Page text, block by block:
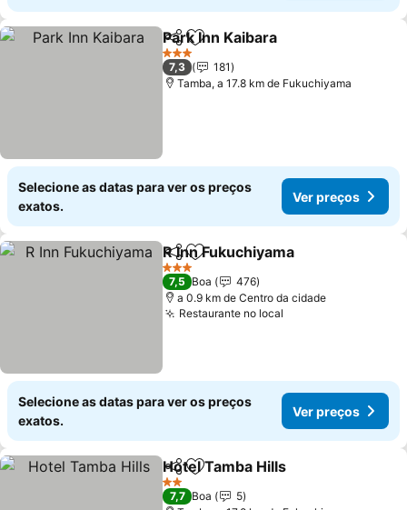
PartilharAdicionar aos favoritos
Park Inn Kaibara
3 Estrelas
7,3
181
Tamba, a 17.8 km de Fukuchiyama
Selecione as datas para ver os preços
exatos.
Ver preços
PartilharAdicionar aos favoritos
R Inn Fukuchiyama
3 Estrelas
7,5 Boa
476
a 0.9 km de Centro da cidade
Restaurante no local
Selecione as datas para ver os preços
exatos.
Ver preços
PartilharAdicionar aos favoritos
Hotel Tamba Hills
2 Estrelas
7,7 Boa
5